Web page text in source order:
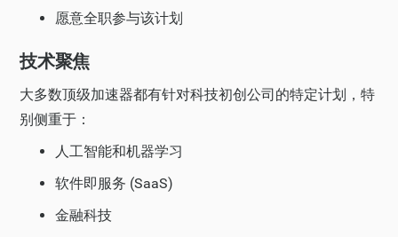
愿意全职参与该计划
技术聚焦
大多数顶级加速器都有针对科技初创公司的特定计划，特
别侧重于：
人工智能和机器学习
软件即服务 (SaaS)
金融科技